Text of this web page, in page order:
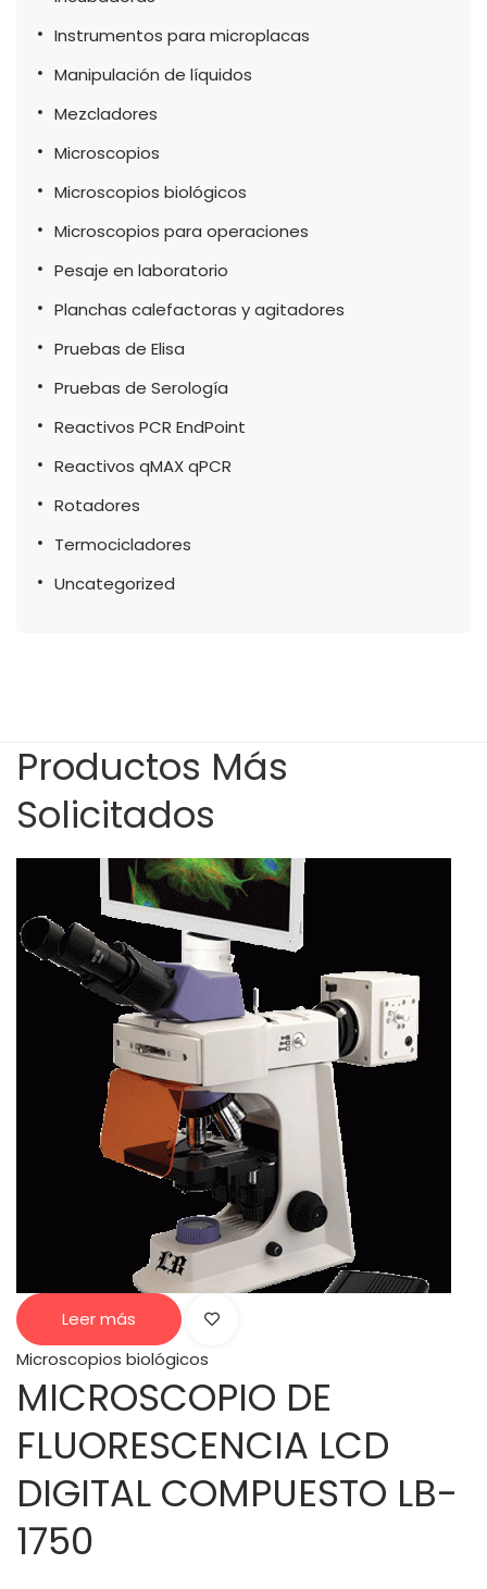
Instrumentos para microplacas
Manipulación de líquidos
Mezcladores
Microscopios
Microscopios biológicos
Microscopios para operaciones
Pesaje en laboratorio
Planchas calefactoras y agitadores
Pruebas de Elisa
Pruebas de Serología
Reactivos PCR EndPoint
Reactivos qMAX qPCR
Rotadores
Termocicladores
Uncategorized
Productos Más
Solicitados
Leer más
Microscopios biológicos
MICROSCOPIO DE
FLUORESCENCIA LCD
DIGITAL COMPUESTO LB-
1750